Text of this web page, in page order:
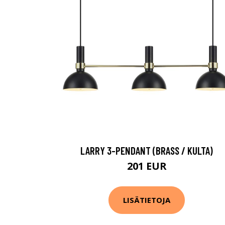
LARRY 3-PENDANT (BRASS / KULTA)
201 EUR
LISÄTIETOJA